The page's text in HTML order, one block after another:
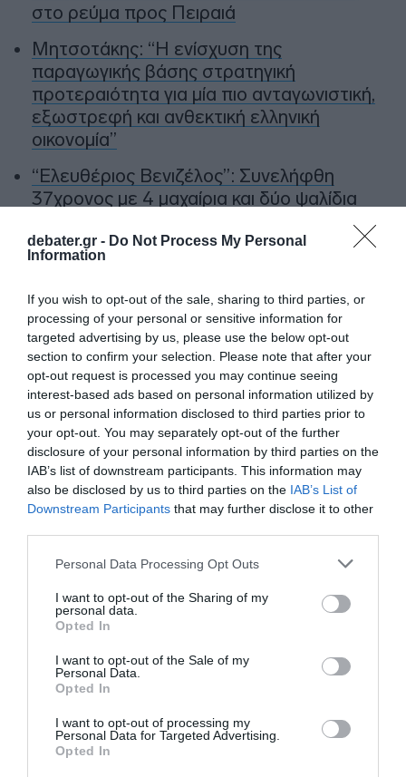
debater.gr - Do Not Process My Personal
Information
If you wish to opt-out of the sale, sharing to third parties, or
processing of your personal or sensitive information for
targeted advertising by us, please use the below opt-out
section to confirm your selection. Please note that after your
opt-out request is processed you may continue seeing
interest-based ads based on personal information utilized by
us or personal information disclosed to third parties prior to
your opt-out. You may separately opt-out of the further
disclosure of your personal information by third parties on the
IAB’s list of downstream participants. This information may
also be disclosed by us to third parties on the IAB’s List of
Downstream Participants that may further disclose it to other
Please note that this website/app uses one or more Google
not limited to your visit or usage behaviour. You may click to
grant or deny consent to Google and its third-party tags to
use your data for below specified purposes in below Google
consent section.
Personal Data Processing Opt Outs
I want to opt-out of the Sharing of my
personal data.
Opted In
I want to opt-out of the Sale of my
Personal Data.
Opted In
I want to opt-out of processing my
Personal Data for Targeted Advertising.
Opted In
στο ρεύμα προς Πειραιά
Μητσοτάκης: “Η ενίσχυση της
παραγωγικής βάσης στρατηγική
προτεραιότητα για μία πιο ανταγωνιστική,
εξωστρεφή και ανθεκτική ελληνική
οικονομία”
“Ελευθέριος Βενιζέλος”: Συνελήφθη
37χρονος με 4 μαχαίρια και δύο ψαλίδια
και μάθετε πρώτοι όλες τις ειδήσεις
Share Tweet
ΕΛΠΙΔΑ ΓΙΑ ΤΗ ΔΗΜΟΚΡΑΤΙΑ
ΘΑΝΑΣΗΣ ΑΥΓΕΡΙΝΟΣ
ΜΑΡΙΑ ΚΑΡΥΣΤΙΑΝΟΥ
ΔΙΑΦΗΜΙΣΗ
ΣΧΟΛΙΑ